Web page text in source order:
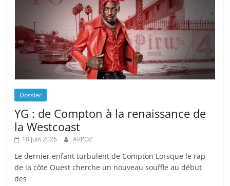
Dossier
YG : de Compton à la renaissance de
la Westcoast
18 juin 2026 ARPOZ
Le dernier enfant turbulent de Compton Lorsque le rap
de la côte Ouest cherche un nouveau souffle au début
des